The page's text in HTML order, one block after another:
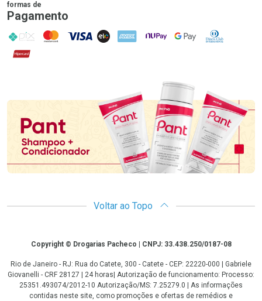
formas de
Pagamento
PIX MasterCard
VISA ELO AMEX NuPay Google PayDiners Club
Hipercard
Promoção em Destaque
Voltar ao Topo
CopyrightCopyright © Drogarias Pacheco | CNPJ: 33.438.250/0187-08
Rio de Janeiro - RJ: Rua do Catete, 300 - Catete - CEP: 22220-000 | Gabriele
Giovanelli - CRF 28127 | 24 horas| Autorização de funcionamento: Processo:
25351.493074/2012-10 Autorização/MS: 7.25279.0 | As informações
contidas neste site, como promoções e ofertas de remédios e